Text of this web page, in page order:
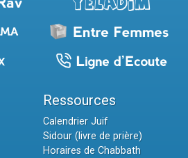
Ressources
Calendrier Juif
Sidour (livre de prière)
Horaires de Chabbath